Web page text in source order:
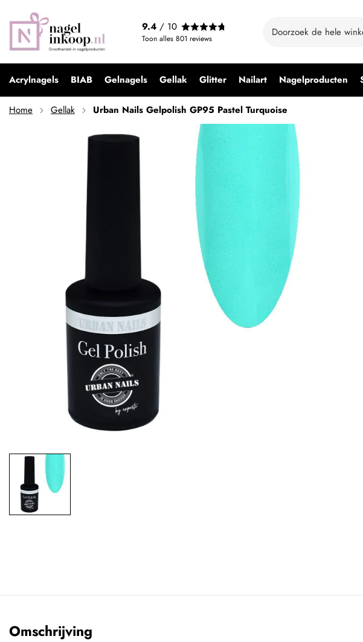
9.4 / 10
Toon alles 801 reviews
Acrylnagels BIAB Gelnagels Gellak Glitter Nailart Nagelproducten
Home Gellak Urban Nails Gelpolish GP95 Pastel Turquoise
Urban Nails Gelpolish GP95 Pastel Turquoise
€ 9,99
Omschrijving